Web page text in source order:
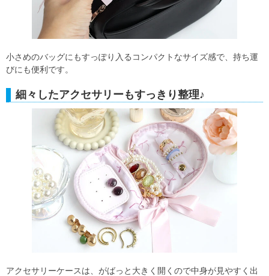
小さめのバッグにもすっぽり入るコンパクトなサイズ感で、持ち運
びにも便利です。
細々したアクセサリーもすっきり整理♪
アクセサリーケースは、がばっと大きく開くので中身が見やすく出